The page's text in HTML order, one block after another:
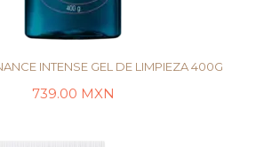
INTENSE GEL DE LIMPIEZA 400G
739.00 MXN